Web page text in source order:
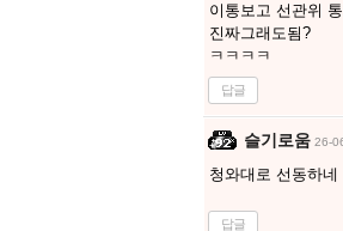
이통보고 선관위
진짜그래도됨?
ㅋㅋㅋㅋ
답글
슬기로움 26-
청와대로 선동하네
답글